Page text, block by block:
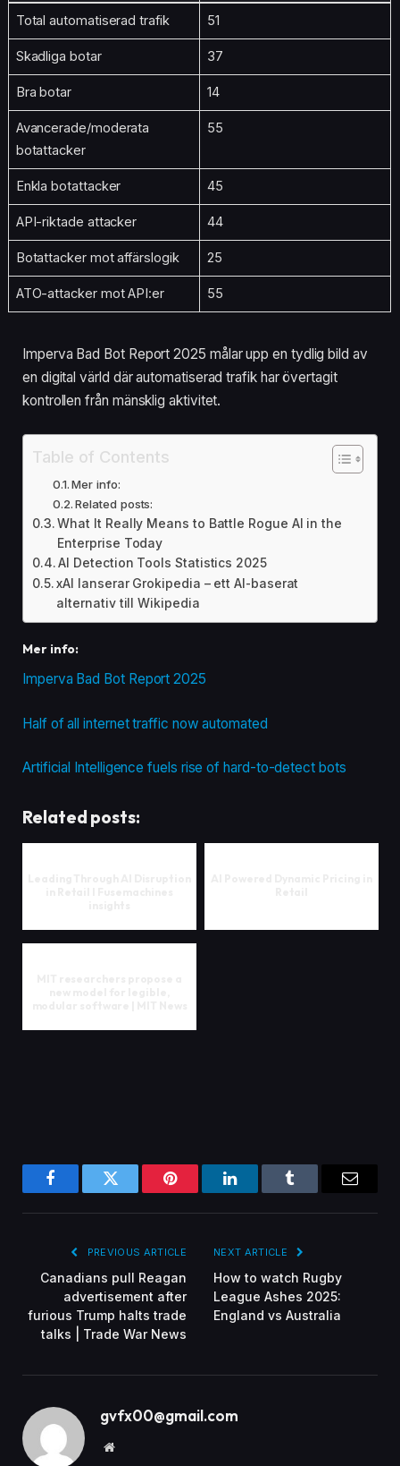
Total automatiserad trafik 51
Skadliga botar 37
Bra botar 14
Avancerade/moderata
botattacker
55
Enkla botattacker 45
API-riktade attacker 44
Botattacker mot affärslogik 25
ATO-attacker mot API:er 55
Imperva Bad Bot Report 2025 målar upp en tydlig bild av
en digital värld där automatiserad trafik har övertagit
kontrollen från mänsklig aktivitet.
Table of Contents
Mer info:
Related posts:
What It Really Means to Battle Rogue AI in the
Enterprise Today
AI Detection Tools Statistics 2025
xAI lanserar Grokipedia – ett AI-baserat
alternativ till Wikipedia
Mer info:
Imperva Bad Bot Report 2025
Half of all internet traffic now automated
Artificial Intelligence fuels rise of hard-to-detect bots
Related posts:
FacebookTwitter Pinterest LinkedInTumblr
PREVIOUS ARTICLE
Canadians pull Reagan
advertisement after
furious Trump halts trade
talks | Trade War News
NEXT ARTICLE
How to watch Rugby
League Ashes 2025:
England vs Australia
gvfx00@gmail.com
Website